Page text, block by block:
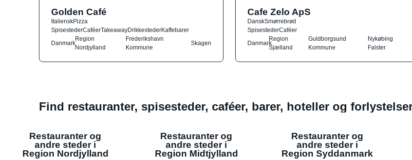
Golden Café
ItalienskPizza
SpisestederCaféerTakeawayDrikkestederKaffebarer
Danmark
Region
Nordjylland
Frederikshavn
Kommune
Skagen
Cafe Zelo ApS
DanskSmørrebrød
SpisestederCaféer
Danmark
Region
Sjælland
Guldborgsund
Kommune
Nykøbing
Falster
Find restauranter, spisesteder, caféer, barer, hoteller og
Restauranter og
andre steder i
Region Nordjylland
Restauranter og
andre steder i
Region Midtjylland
Restauranter og
andre steder i
Region Syddanmark